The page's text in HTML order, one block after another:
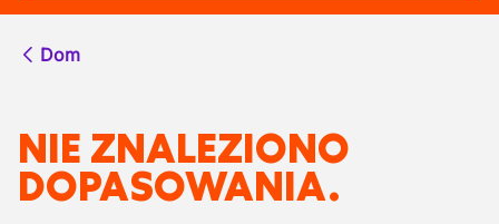
Dom
NIE ZNALEZIONO
DOPASOWANIA.